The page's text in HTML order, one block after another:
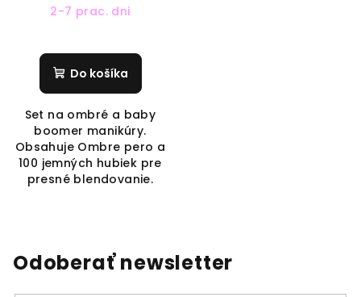
2-7 prac. dni
Do košíka
Set na ombré a baby
boomer manikúry.
Obsahuje Ombre pero a
100 jemných hubiek pre
presné blendovanie.
Odoberať newsletter